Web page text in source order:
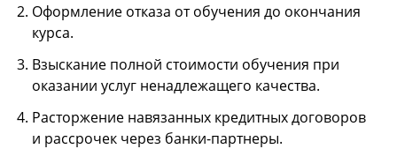
Оформление отказа от обучения до окончания
курса.
Взыскание полной стоимости обучения при
оказании услуг ненадлежащего качества.
Расторжение навязанных кредитных договоров
и рассрочек через банки-партнеры.